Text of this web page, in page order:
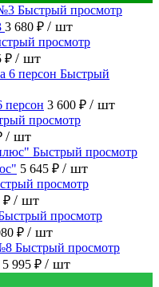
Быстрый просмотр
3 680 ₽ / шт
просмотр
₽ / шт
Быстрый
персон 3 600 ₽ / шт
просмотр
/ шт
Быстрый просмотр
5 645 ₽ / шт
просмотр
₽ / шт
просмотр
₽ / шт
Быстрый просмотр
5 995 ₽ / шт